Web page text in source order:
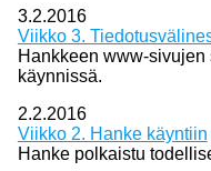
3.2.2016
Viikko 3.
Hankkeen www-
käynnissä.
2.2.2016
Viikko 2. Hanke käyntiin
Hanke polkaistu